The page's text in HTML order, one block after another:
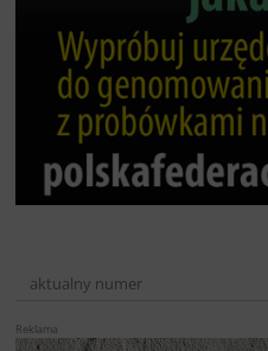
aktualny numer
Reklama